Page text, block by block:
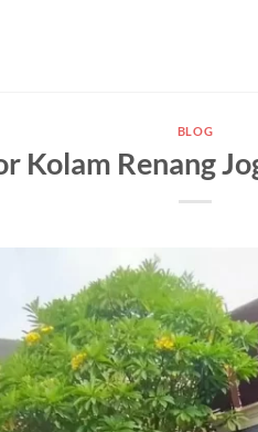
BLOG
Kolam Renang